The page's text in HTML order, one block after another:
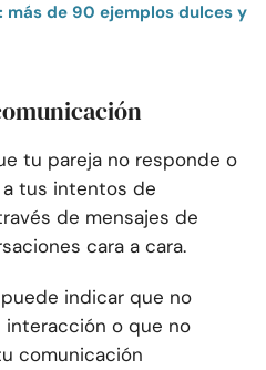
más de 90 ejemplos dulces y
tu pareja no responde o
tus intentos de
de mensajes de
cara a cara.
indicar que no
o que no
comunicación